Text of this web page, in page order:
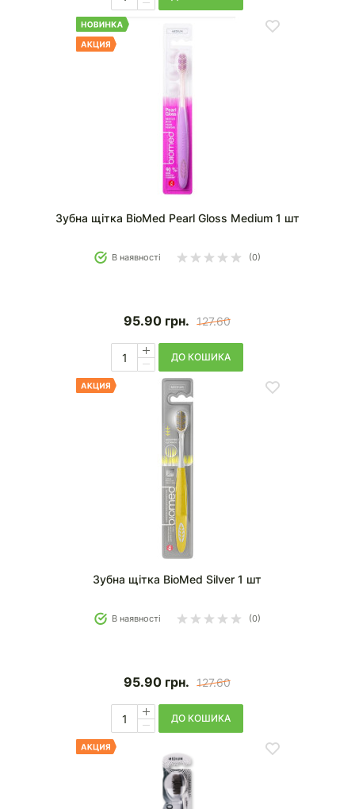
Зубна щітка BioMed Pearl Gloss Medium 1 шт
В наявності (0)
95.90 грн. 127.60
ДО КОШИКА
Зубна щітка BioMed Silver 1 шт
В наявності (0)
95.90 грн. 127.60
ДО КОШИКА